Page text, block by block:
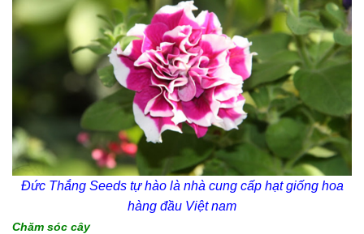
Đức Thắng Seeds tự hào là nhà cung cấp hạt giống hoa
hàng đầu Việt nam
Chăm sóc cây